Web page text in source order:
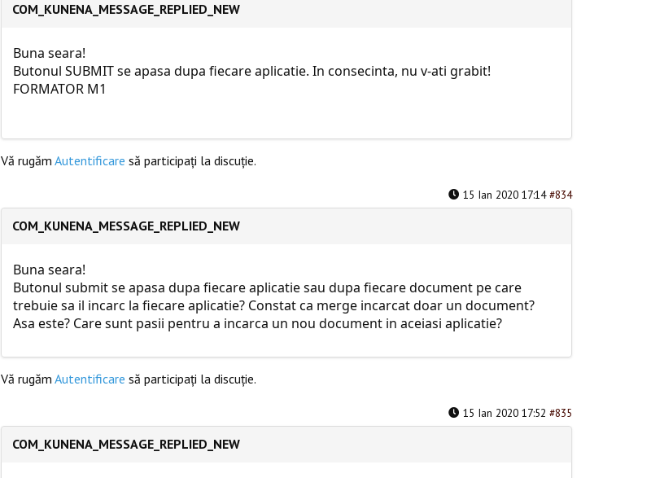
COM_KUNENA_MESSAGE_REPLIED_NEW
Buna seara!
Butonul SUBMIT se apasa dupa fiecare aplicatie. In consecinta, nu v-ati grabit!
FORMATOR M1
Vă rugăm Autentificare să participaţi la discuţie.
15 Ian 2020 17:14 #834
COM_KUNENA_MESSAGE_REPLIED_NEW
Buna seara!
Butonul submit se apasa dupa fiecare aplicatie sau dupa fiecare document pe care
trebuie sa il incarc la fiecare aplicatie? Constat ca merge incarcat doar un document?
Asa este? Care sunt pasii pentru a incarca un nou document in aceiasi aplicatie?
Vă rugăm Autentificare să participaţi la discuţie.
15 Ian 2020 17:52 #835
COM_KUNENA_MESSAGE_REPLIED_NEW